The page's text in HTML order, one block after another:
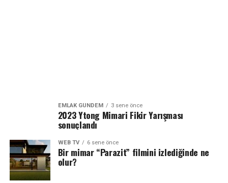
EMLAK GÜNDEM 3 sene önce
2023 Ytong Mimari Fikir Yarışması
sonuçlandı
WEB TV 6 sene önce
Bir mimar “Parazit” filmini izlediğinde ne
olur?